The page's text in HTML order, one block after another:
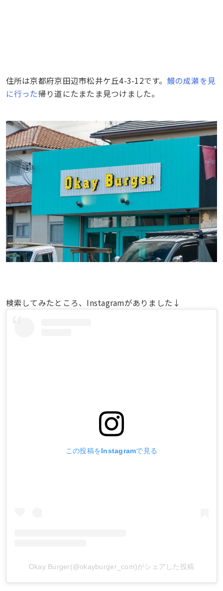
住所は京都府京田辺市松井ケ丘4-3-12です。 鰻の成瀬を見
に行った帰り道にたまたま見つけました。
検索してみたところ、Instagramがありました↓
この投稿をInstagramで見る
Okay Burger(@okayburger_com)がシェアした投稿